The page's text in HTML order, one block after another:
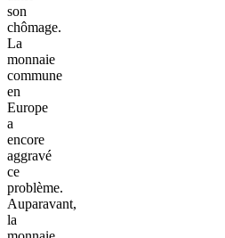
son
chômage.
La
monnaie
commune
en
Europe
a
encore
aggravé
ce
problème.
Auparavant,
la